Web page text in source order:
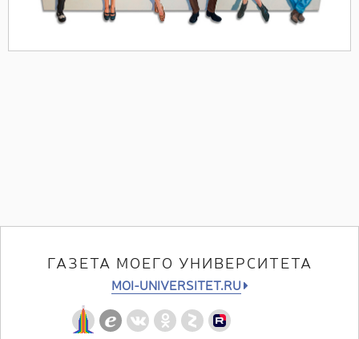
ГАЗЕТА МОЕГО УНИВЕРСИТЕТА
MOI-UNIVERSITET.RU